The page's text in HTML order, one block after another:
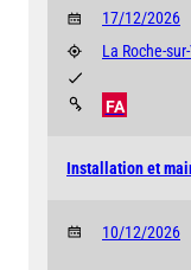
17/12/2026
La Roche-
FA
Installation et
10/12/2026